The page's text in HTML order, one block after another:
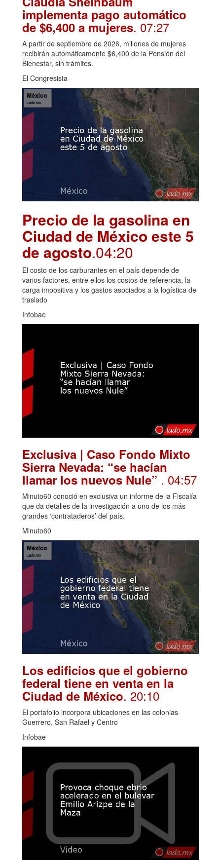
implementa pago automático
de $6,400 a mujeres. 07:27
A partir de septiembre de 2026, millones de mujeres
recibirán automáticamente $6,400 de la Pensión del
Bienestar, sin trámites.
El Congresista
Precio de la gasolina en
Ciudad de México este 5
de agosto.04:20
El costo de los carburantes en el país depende de
varios factores, entre ellos los costos de referencia, la
carga impositiva y los gastos asociados a la logística de
traslado
Infobae
Exclusiva | Caso Fondo Mixto
Sierra Nevada: “se hacían
llamar los nuevos Nule” . 04:57
Minuto60 conoció en exclusiva un informe de la Fiscalía
que da detalles de la investigación a uno de los más
grandes ‘contrataderos’ del país.
Minuto60
Los edificios que el gobierno
federal tiene en venta en la
Ciudad de México. 20:10
El portafolio incorpora ubicaciones en las colonias
Guerrero, San Rafael y Centro
Infobae